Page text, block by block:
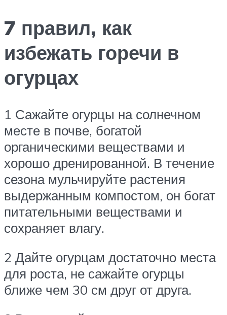
7 правил, как
избежать горечи в
огурцах
1 Сажайте огурцы на солнечном
месте в почве, богатой
органическими веществами и
хорошо дренированной. В течение
сезона мульчируйте растения
выдержанным компостом, он богат
питательными веществами и
сохраняет влагу.
2 Дайте огурцам достаточно места
для роста, не сажайте огурцы
ближе чем 30 см друг от друга.